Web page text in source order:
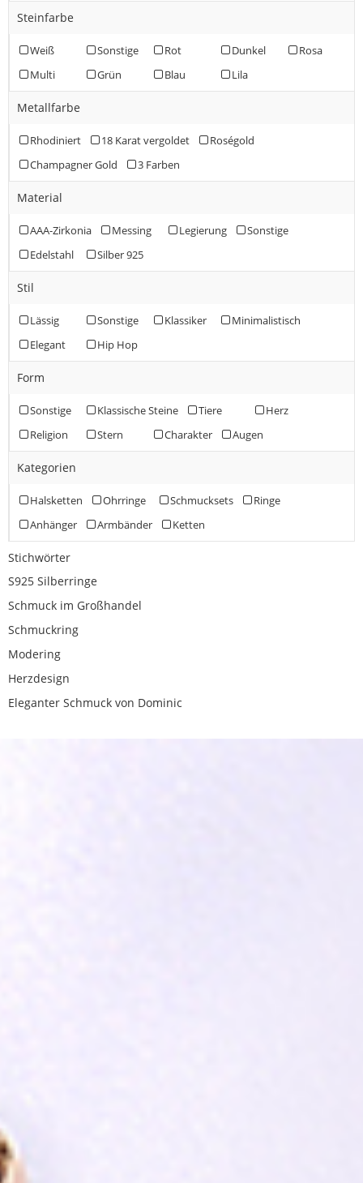
Steinfarbe
Weiß Sonstige Rot Dunkel
Rosa
Multi
Grün Blau Lila
Metallfarbe
Rhodiniert 18 Karat vergoldet
Roségold
Champagner Gold
3 Farben
Material
AAA-Zirkonia Messing Legierung
Sonstige
Edelstahl
Silber 925
Stil
Lässig Sonstige Klassiker
Minimalistisch
Elegant
Hip Hop
Form
Sonstige Klassische Steine Tiere
Herz
Religion
Stern Charakter Augen
Kategorien
Halsketten Ohrringe Schmucksets
Ringe
Anhänger
Armbänder Ketten
Stichwörter
S925 Silberringe
Schmuck im Großhandel
Schmuckring
Modering
Herzdesign
Eleganter Schmuck von Dominic